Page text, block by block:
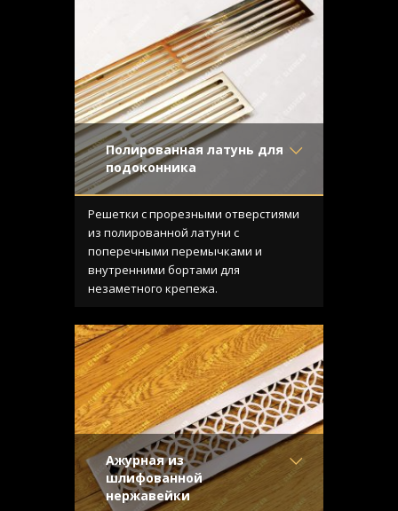
Полированная латунь для
подоконника
Материал- Латунь
Отделка- Полированная
латунь
Узор- Щелевой
Конструкция- С отбортовкой
Решетки с прорезными отверстиями
из полированной латуни с
поперечными перемычками и
внутренними бортами для
незаметного крепежа.
Ажурная из
шлифованной
нержавейки